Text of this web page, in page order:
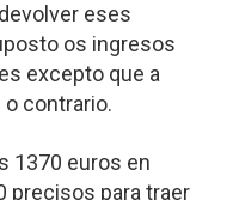
eses
os ingresos
excepto que a
contrario.
1370 euros en
precisos para traer